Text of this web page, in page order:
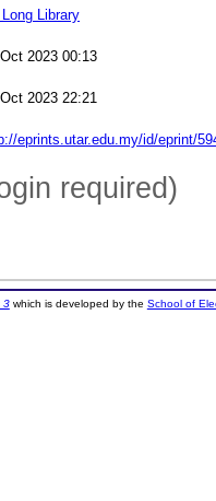
Library
2023 00:13
2023 22:21
eprints.utar.edu.my/id/eprint/
required)
3which is developed by the School of